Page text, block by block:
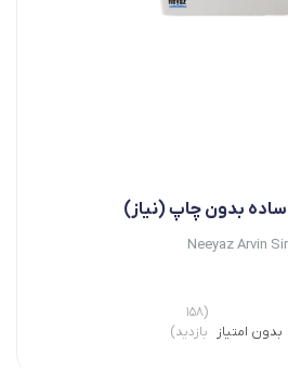
بدون چاپ (نیاز)
Neeyaz Arvin
بدون امتیاز
(۱۵۸
بازدید)